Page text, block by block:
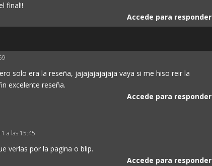
final!!
Accede para responder
solo era la reseña, jajajajajajaja vaya si me hiso reir la
excelente reseña.
Accede para responder
a las 15:45
verlas por la pagina o blip.
Accede para responder